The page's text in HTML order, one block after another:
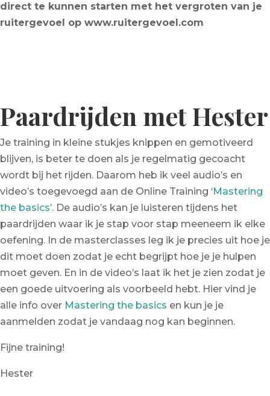
direct te kunnen starten met het vergroten van je
ruitergevoel op www.ruitergevoel.com
Paardrijden met Hester
Je training in kleine stukjes knippen en gemotiveerd
blijven, is beter te doen als je regelmatig gecoacht
wordt bij het rijden. Daarom heb ik veel audio’s en
video’s toegevoegd aan de Online Training ‘Mastering
the basics’. De audio’s kan je luisteren tijdens het
paardrijden waar ik je stap voor stap meeneem ik elke
oefening. In de masterclasses leg ik je precies uit hoe je
dit moet doen zodat je echt begrijpt hoe je je hulpen
moet geven. En in de video’s laat ik het je zien zodat je
een goede uitvoering als voorbeeld hebt. Hier vind je
alle info over Mastering the basics en kun je je
aanmelden zodat je vandaag nog kan beginnen.
Fijne training!
Hester